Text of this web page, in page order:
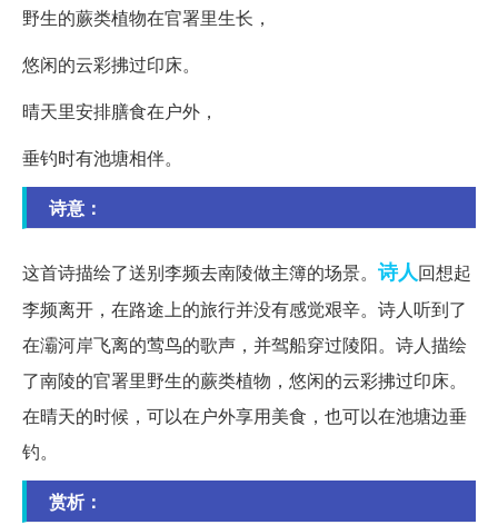
野生的蕨类植物在官署里生长，
悠闲的云彩拂过印床。
晴天里安排膳食在户外，
垂钓时有池塘相伴。
诗意：
这首诗描绘了送别李频去南陵做主簿的场景。 诗人回想起
李频离开，在路途上的旅行并没有感觉艰辛。诗人听到了
在灞河岸飞离的莺鸟的歌声，并驾船穿过陵阳。诗人描绘
了南陵的官署里野生的蕨类植物，悠闲的云彩拂过印床。
在晴天的时候，可以在户外享用美食，也可以在池塘边垂
钓。
赏析：